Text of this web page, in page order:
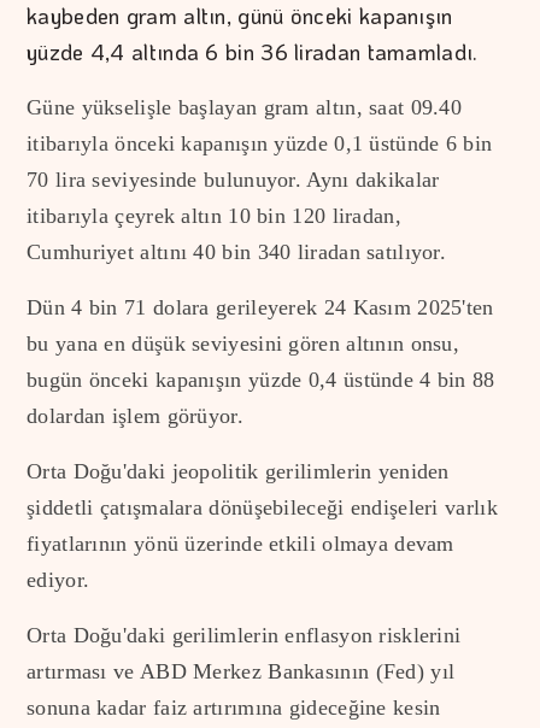
kaybeden gram altın, günü önceki kapanışın
yüzde 4,4 altında 6 bin 36 liradan tamamladı.
Güne yükselişle başlayan gram altın, saat 09.40
itibarıyla önceki kapanışın yüzde 0,1 üstünde 6 bin
70 lira seviyesinde bulunuyor. Aynı dakikalar
itibarıyla çeyrek altın 10 bin 120 liradan,
Cumhuriyet altını 40 bin 340 liradan satılıyor.
Dün 4 bin 71 dolara gerileyerek 24 Kasım 2025'ten
bu yana en düşük seviyesini gören altının onsu,
bugün önceki kapanışın yüzde 0,4 üstünde 4 bin 88
dolardan işlem görüyor.
Orta Doğu'daki jeopolitik gerilimlerin yeniden
şiddetli çatışmalara dönüşebileceği endişeleri varlık
fiyatlarının yönü üzerinde etkili olmaya devam
ediyor.
Orta Doğu'daki gerilimlerin enflasyon risklerini
artırması ve ABD Merkez Bankasının (Fed) yıl
sonuna kadar faiz artırımına gideceğine kesin